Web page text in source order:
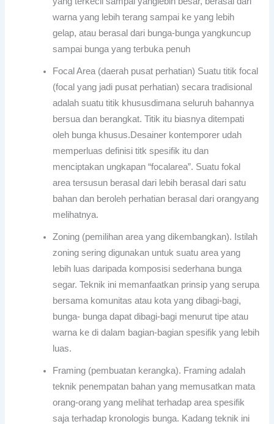
warna yang lebih terang sampai ke yang lebih
gelap, atau berasal dari bunga-bunga yangkuncup
sampai bunga yang terbuka penuh
Focal Area (daerah pusat perhatian) Suatu titik focal
(focal yang jadi pusat perhatian) secara tradisional
adalah suatu titik khususdimana seluruh bahannya
bersua dan berangkat. Titik itu biasnya ditempati
oleh bunga khusus.Desainer kontemporer udah
memperluas definisi titk spesifik itu dan
menciptakan ungkapan “focalarea”. Suatu fokal
area tersusun berasal dari lebih berasal dari satu
bahan dan beroleh perhatian berasal dari orangyang
melihatnya.
Zoning (pemilihan area yang dikembangkan). Istilah
zoning sering digunakan untuk suatu area yang
lebih luas daripada komposisi sederhana bunga
segar. Teknik ini memanfaatkan prinsip yang serupa
bersama komunitas atau kota yang dibagi-bagi,
bunga- bunga dapat dibagi-bagi menurut tipe atau
warna ke di dalam bagian-bagian spesifik yang lebih
luas.
Framing (pembuatan kerangka). Framing adalah
teknik penempatan bahan yang memusatkan mata
orang-orang yang melihat terhadap area spesifik
saja terhadap kronologis bunga. Kadang teknik ini